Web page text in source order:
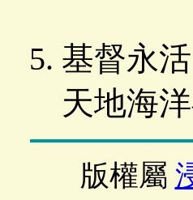
基督永
天地海
版權屬